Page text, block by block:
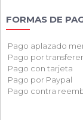
FORMAS DE
Pago aplazado
Pago por
Pago con tarjeta
Pago por Paypal
Pago contra